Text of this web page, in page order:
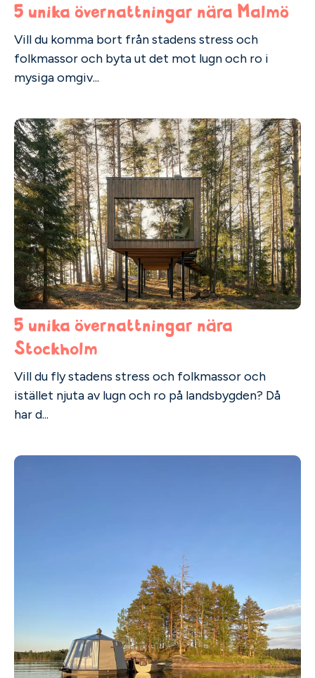
5 unika övernattningar nära Malmö
Vill du komma bort från stadens stress och
folkmassor och byta ut det mot lugn och ro i
mysiga omgiv...
5 unika övernattningar nära
Stockholm
Vill du fly stadens stress och folkmassor och
istället njuta av lugn och ro på landsbygden? Då
har d...